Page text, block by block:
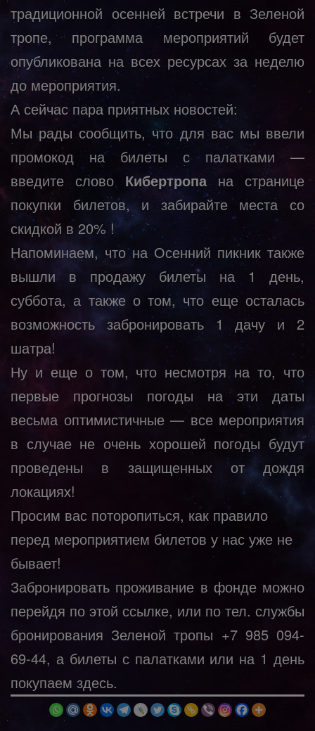
традиционной осенней встречи в Зеленой
тропе, программа мероприятий будет
опубликована на всех ресурсах за неделю
до мероприятия.
А сейчас пара приятных новостей:
Мы рады сообщить, что для вас мы ввели
промокод на билеты с палатками —
введите слово Кибертропана странице
покупки билетов, и забирайте места со
скидкой в 20% !
Напоминаем, что на Осенний пикник также
вышли в продажу билеты на 1 день,
суббота, а также о том, что еще осталась
возможность забронировать 1 дачу и 2
шатра!
Ну и еще о том, что несмотря на то, что
первые прогнозы погоды на эти даты
весьма оптимистичные — все мероприятия
в случае не очень хорошей погоды будут
проведены в защищенных от дождя
локациях!
Просим вас поторопиться, как правило
перед мероприятием билетов у нас уже не
бывает!
Забронировать проживание в фонде можно
перейдя по этой ссылке, или по тел. службы
бронирования Зеленой тропы +7 985 094-
69-44, а билеты с палатками или на 1 день
покупаем здесь.